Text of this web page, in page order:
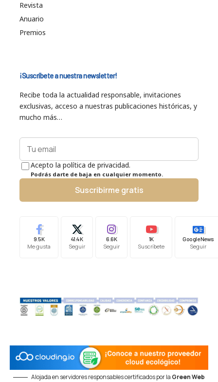
Revista
Anuario
Premios
¡Suscríbete a nuestra newsletter!
Recibe toda la actualidad responsable, invitaciones
exclusivas, acceso a nuestras publicaciones históricas, y
mucho más…
Acepto la política de privacidad.
Podrás darte de baja en cualquier momento.
Suscribirme gratis
9.5K
Me gusta
41.4K
Seguir
6.6K
Seguir
1K
Suscríbete
Google News
Seguir
Alojada en servidores responsables certificados por la Green Web